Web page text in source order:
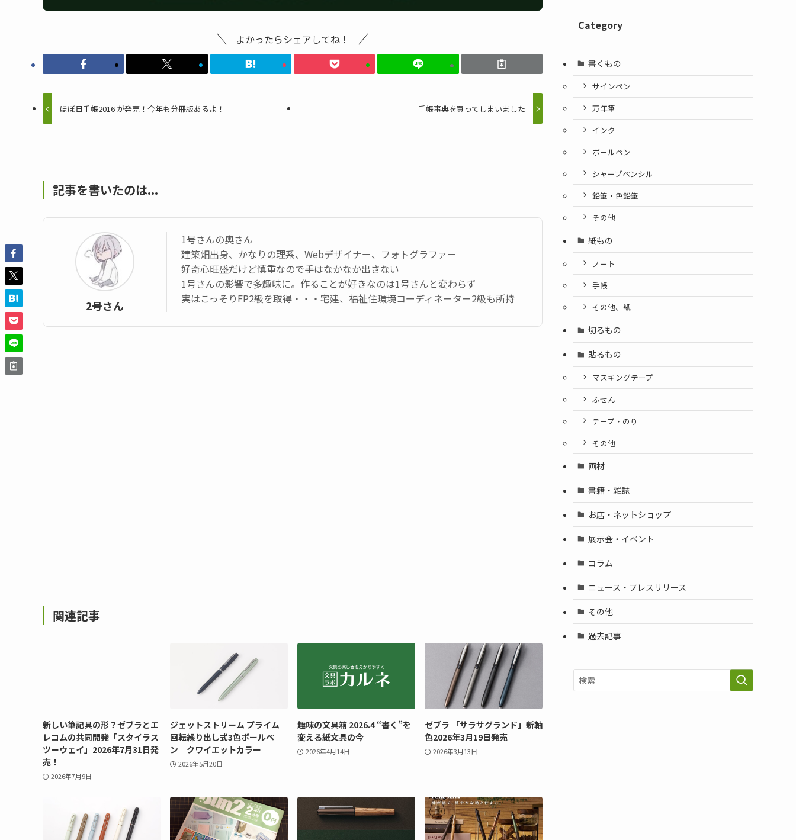
よかったらシェアしてね！
ほぼ日手帳2016 が発売！今年も分冊版あるよ！ 手帳事典を買ってしまいました
記事を書いたのは...
2号さん
1号さんの奥さん
建築畑出身、かなりの理系、Webデザイナー、フォトグラファー
好奇心旺盛だけど慎重なので手はなかなか出さない
1号さんの影響で多趣味に。作ることが好きなのは1号さんと変わらず
実はこっそりFP2級を取得・・・宅建、福祉住環境コーディネーター2級も所持
関連記事
新しい筆記具の形？ゼブラとエ
レコムの共同開発「スタイラス
ツーウェイ」2026年7月31日発
売！
2026年7月9日
ジェットストリーム プライム
回転繰り出し式3色ボールペ
ン クワイエットカラー
2026年5月20日
趣味の文具箱 2026.4 “書く”を
変える紙文具の今
2026年4月14日
ゼブラ 「サラサグランド」新軸
色2026年3月19日発売
2026年3月13日
Category
書くもの
サインペン
万年筆
インク
ボールペン
シャープペンシル
鉛筆・色鉛筆
その他
紙もの
ノート
手帳
その他、紙
切るもの
貼るもの
マスキングテープ
ふせん
テープ・のり
その他
画材
書籍・雑誌
お店・ネットショップ
展示会・イベント
コラム
ニュース・プレスリリース
その他
過去記事